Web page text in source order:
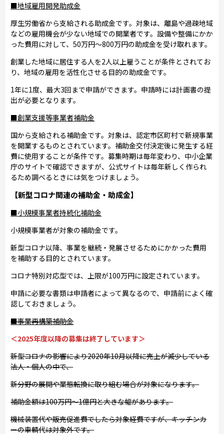
■地域雇用開発助成金
厚生労働省から支給される助成金です。対象は、離島や過疎地域
などの雇用機会が少ない地域での開業者です。設備や整備にかか
った費用に対して、50万円～800万円の助成金を受け取れます。
創業した地域に居住する人を2人以上雇うことが条件とされてお
り、地域の雇用を活性化させる目的の助成金です。
1年に1度、最大3回まで申請ができます。申請時には計画書の提
出が必要となります。
■創業支援等事業者補助金
国から支給される補助金です。対象は、認定市区町村で新規事業
を開業するものとされています。補助金交付決定後に発生する経
費に使用することが条件です。募集時期は毎年変わり、中小企業
庁のサイトで確認できますが、公式サイトは毎年新しく作られ
るため調べるときには気をつけましょう。
【新型コロナ関連の補助金・助成金】
■小規模事業者持続化補助金
小規模事業者が対象の補助金です。
新型コロナ以降、事業を継続・発展させるためにかかった費用
を補助する目的とされています。
コロナ特別対応型では、上限が100万円に設定されています。
申請に必要な書類は申請者によって異なるので、申請前によく確
認しておきましょう。
■事業再構築補助金
＜2025年度以降の募集は終了しています＞
新型コロナの影響により2020年10月以降に売上が減少している
法人・個人の中で、
新分野の展開や業態転換に取り組む場合が対象になります。
補助金額は100万円～1億円と大きな幅があります。
機械装置代や販売促進費でしたら対象経費ですが、キッチンカ
ーの車輌代は対象外です。